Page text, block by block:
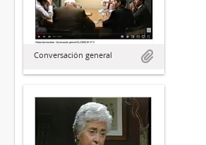
Conversación general